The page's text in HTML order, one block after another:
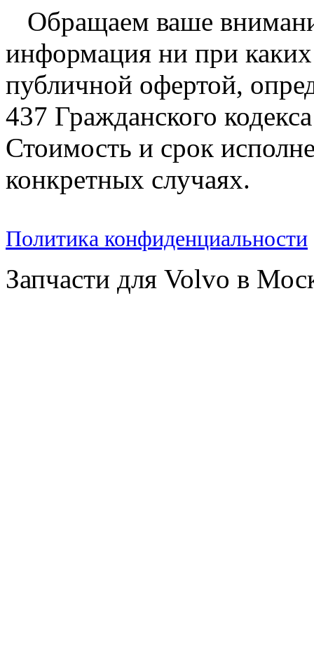
Обращаем ваше
информация ни при каких
публичной офертой,
437 Гражданского
Стоимость и срок
конкретных случаях.
Политика конфиденциальности
Запчасти для Volvo в